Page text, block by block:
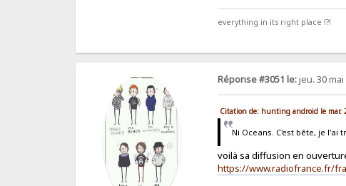
everything in its right place !?!
Réponse #3051 le:jeu. 30 mai
Citation de: hunting android le mar.
Ni Oceans. C'est bête, je
voilà sa diffusion en
https://www.radiofrance.fr/